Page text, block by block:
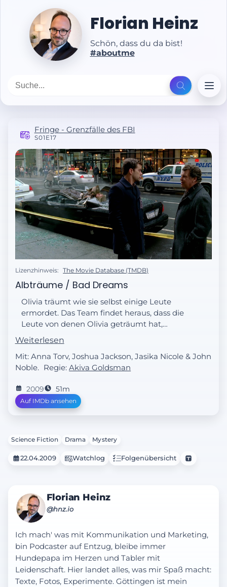
Florian Heinz
Schön, dass du da bist!
#aboutme
Fringe - Grenzfälle des FBI
S01E17
Lizenzhinweis: The Movie Database (TMDB)
Albträume / Bad Dreams
Olivia träumt wie sie selbst einige Leute
ermordet. Das Team findet heraus, dass die
Leute von denen Olivia geträumt hat,
wirklich gestorben sind. Allerdings scheint
es sich um Selbstmorde zu handeln, da
keine Hinweise auf einen Täter schließen
lassen. Schließlich findet das Team heraus,
Morden steht. Nick Lane wurde als Kind -
ebenso wie Olivia - mit Cortexiphan
behandelt. Er überträgt unabsichtlich seine
daraufhin selbst umbringen. Kann Olivia
Ende schaut Walter ein altes Video von
Weiterlesen
Mit: Anna Torv, Joshua Jackson, Jasika Nicole & John
Noble. Regie:Akiva Goldsman
2009 51m
Auf IMDb ansehen
Science Fiction Drama Mystery
22.04.2009 Watchlog Folgenübersicht
Florian Heinz
@hnz.io
Ich mach' was mit Kommunikation und Marketing,
bin Podcaster auf Entzug, bleibe immer
Hundepapa im Herzen und Tabler mit
Leidenschaft. Hier landet alles, was mir Spaß macht:
Texte, Fotos, Experimente. Göttingen ist mein